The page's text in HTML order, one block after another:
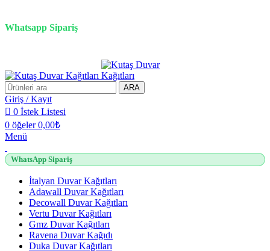
Whatsapp Sipariş
ARA
Giriş / Kayıt
0 İstek Listesi
0 öğeler 0,00₺
Menü
WhatsApp Sipariş
İtalyan Duvar Kağıtları
Adawall Duvar Kağıtları
Decowall Duvar Kağıtları
Vertu Duvar Kağıtları
Gmz Duvar Kağıtları
Ravena Duvar Kağıdı
Duka Duvar Kağıtları